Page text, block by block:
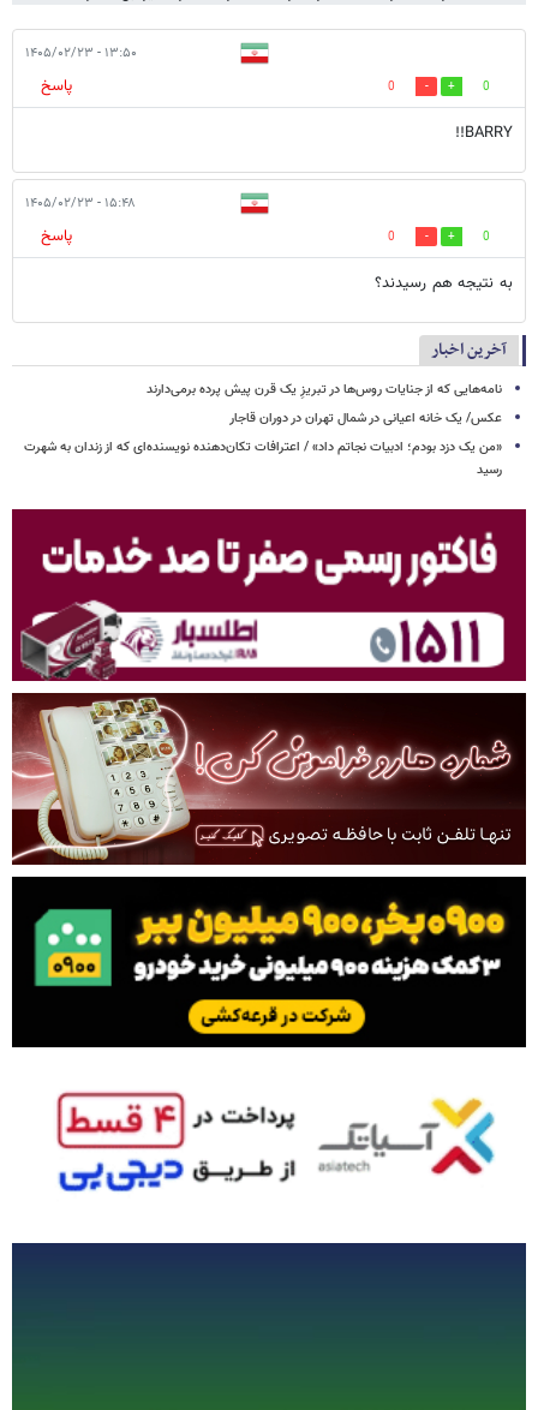
۱۳:۵۰ - ۱۴۰۵/۰۲/۲۳
0
0
پاسخ
BARRY!!
۱۵:۴۸ - ۱۴۰۵/۰۲/۲۳
0
0
پاسخ
به نتیجه هم رسیدند؟
آخرین اخبار
نامه‌هایی که از جنایات روس‌ها در تبریزِ یک قرن پیش پرده برمی‌دارند
عکس/ یک خانه اعیانی در شمال تهران در دوران قاجار
«من یک دزد بودم؛ ادبیات نجاتم داد» / اعترافات تکان‌دهنده نویسنده‌ای که از زندان به شهرت
رسید